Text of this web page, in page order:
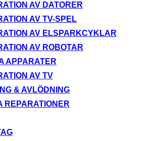
AV DATORER
AV TV-SPEL
AV ELSPARKCYKLAR
AV ROBOTAR
APPARATER
AV TV
& AVLÖDNING
REPARATIONER